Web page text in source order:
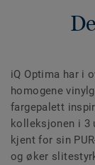
iQ Optima har i
homogene
fargepalett
kolleksjonen i 3
kjent for sin
og øker